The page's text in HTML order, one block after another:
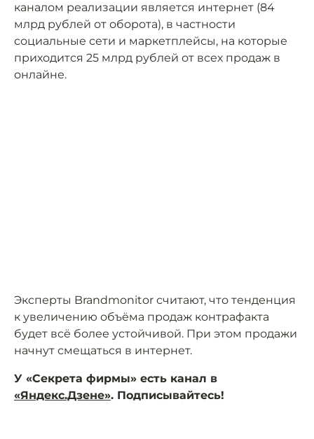
каналом реализации является интернет (84
млрд рублей от оборота), в частности
социальные сети и маркетплейсы, на которые
приходится 25 млрд рублей от всех продаж в
онлайне.
Эксперты Brandmonitor считают, что тенденция
к увеличению объёма продаж контрафакта
будет всё более устойчивой. При этом продажи
начнут смещаться в интернет.
У «Секрета фирмы» есть канал в
«Яндекс.Дзене». Подписывайтесь!